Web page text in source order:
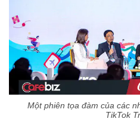
Một phiên tọa đàm của các
TikTok